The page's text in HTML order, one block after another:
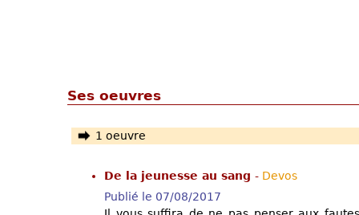
Ses oeuvres
1 oeuvre
De la jeunesse au sang - Devos
Publié le 07/08/2017